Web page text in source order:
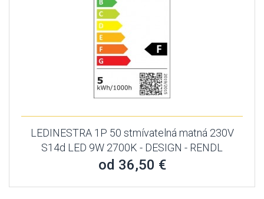
LEDINESTRA 1P 50 stmívatelná matná 230V
S14d LED 9W 2700K - DESIGN - RENDL
od 36,50 €